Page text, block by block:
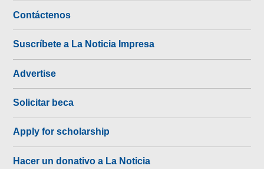
Contáctenos
Suscríbete a La Noticia Impresa
Advertise
Solicitar beca
Apply for scholarship
Hacer un donativo a La Noticia